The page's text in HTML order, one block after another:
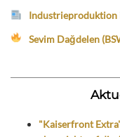
Industrieproduktion
Sevim Dağdelen
"Kaiserfront